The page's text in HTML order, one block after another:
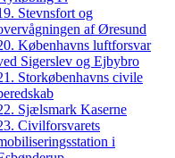
Stevnsfort og
af Øresund
Københavns luftforsvar
Sigerslev og Ejbybro
Storkøbenhavns civile
Sjælsmark Kaserne
Civilforsvarets
i